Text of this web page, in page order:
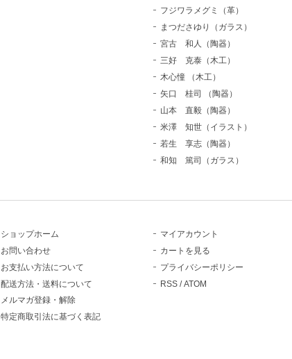
フジワラメグミ（革）
まつださゆり（ガラス）
宮古 和人（陶器）
三好 克泰（木工）
木心憧 （木工）
矢口 桂司 （陶器）
山本 直毅（陶器）
米澤 知世（イラスト）
若生 享志（陶器）
和知 篤司（ガラス）
ショップホーム
お問い合わせ
お支払い方法について
配送方法・送料について
メルマガ登録・解除
特定商取引法に基づく表記
マイアカウント
カートを見る
プライバシーポリシー
RSS /ATOM